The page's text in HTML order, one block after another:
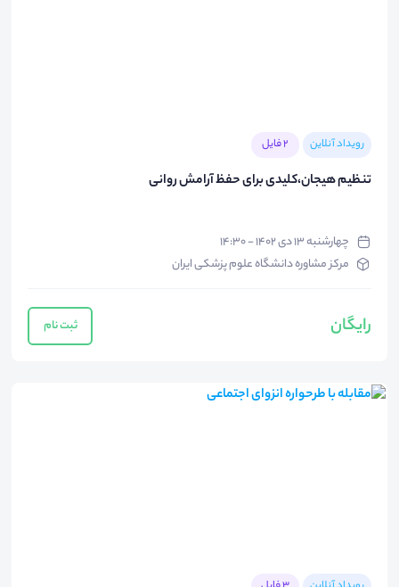
رویداد آنلاین 2 فایل
تنظیم هیجان،کلیدی برای حفظ آرامش روانی
چهارشنبه ۱۳ دی ۱۴۰۲ - ۱۴:۳۰
مرکز مشاوره دانشگاه علوم پزشکی ایران
رایگان ثبت نام